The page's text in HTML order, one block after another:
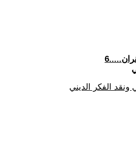
ونقد الفكر الديني